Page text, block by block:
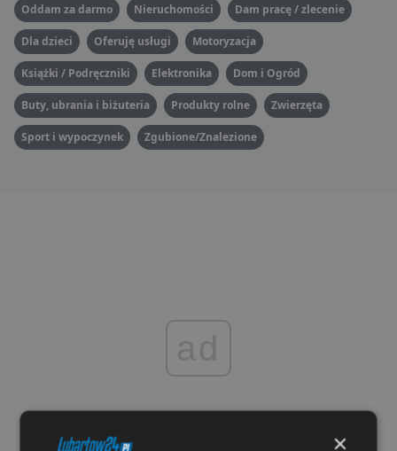
Oddam za darmo Nieruchomości Dam pracę / zlecenie
Dla dzieci Oferuję usługi Motoryzacja
Książki / Podręczniki Elektronika Dom i Ogród
Buty, ubrania i biżuteria Produkty rolne Zwierzęta
Sport i wypoczynek Zgubione/Znalezione
×